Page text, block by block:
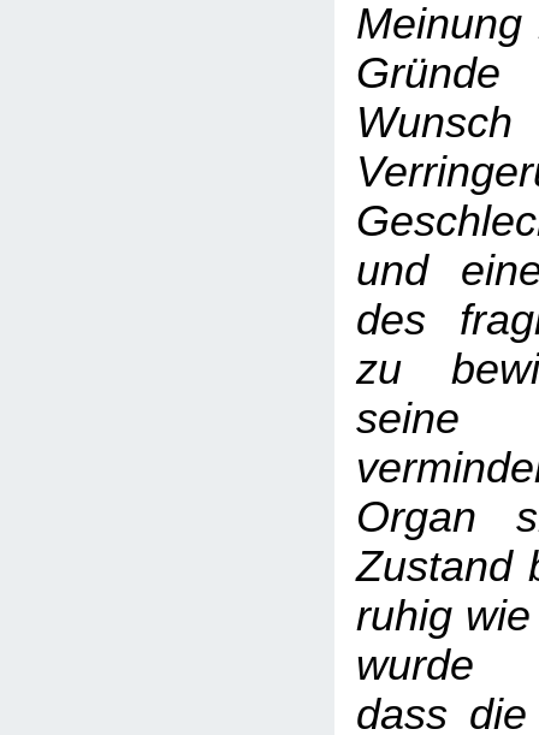
und
des
zu
Organ
Zustand
ruhig
wurde
dass die